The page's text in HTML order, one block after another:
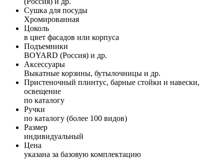
Сушка для посуды
Хромированная
Цоколь
в цвет фасадов или корпуса
Подъемники
BOYARD (Россия) и др.
Аксессуары
Выкатные корзины, бутылочницы и др.
Пристеночный плинтус, барные стойки и навески,
освещение
по каталогу
Ручки
по каталогу (более 100 видов)
Размер
индивидуальный
Цена
указана за базовую комплектацию